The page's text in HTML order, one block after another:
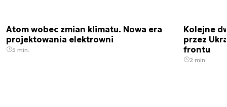
Atom wobec zmian klimatu. Nowa era
projektowania elektrowni
5 min.
Kolejne
przez
frontu
2 min.